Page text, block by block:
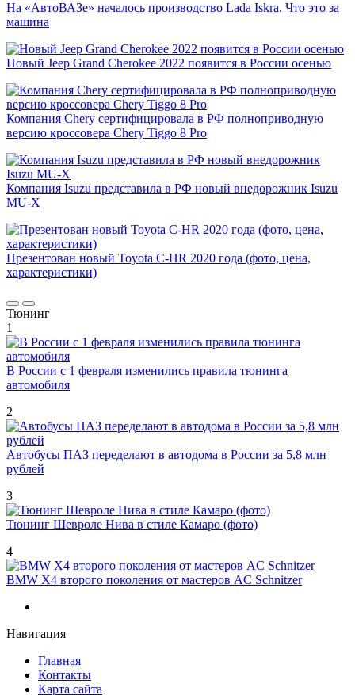
На «АвтоВАЗе» началось производство Lada Iskra. Что это за
машина
Новый Jeep Grand Cherokee 2022 появится в России осенью
Компания Chery сертифицировала в РФ полноприводную
версию кроссовера Chery Tiggo 8 Pro
Компания Isuzu представила в РФ новый внедорожник Isuzu
MU-X
Презентован новый Toyota C-HR 2020 года (фото, цена,
характеристики)
Тюнинг
1
В России с 1 февраля изменились правила тюнинга
автомобиля
2
Автобусы ПАЗ переделают в автодома в России за 5,8 млн
рублей
3
Тюнинг Шевроле Нива в стиле Камаро (фото)
4
BMW X4 второго поколения от мастеров AC Schnitzer
Навигация
Главная
Контакты
Карта сайта